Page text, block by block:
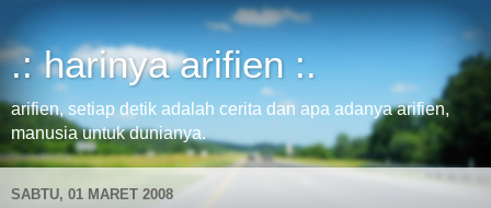
.: harinya arifien :.
arifien, setiap detik adalah cerita dan apa adanya arifien,
manusia untuk dunianya.
SABTU, 01 MARET 2008